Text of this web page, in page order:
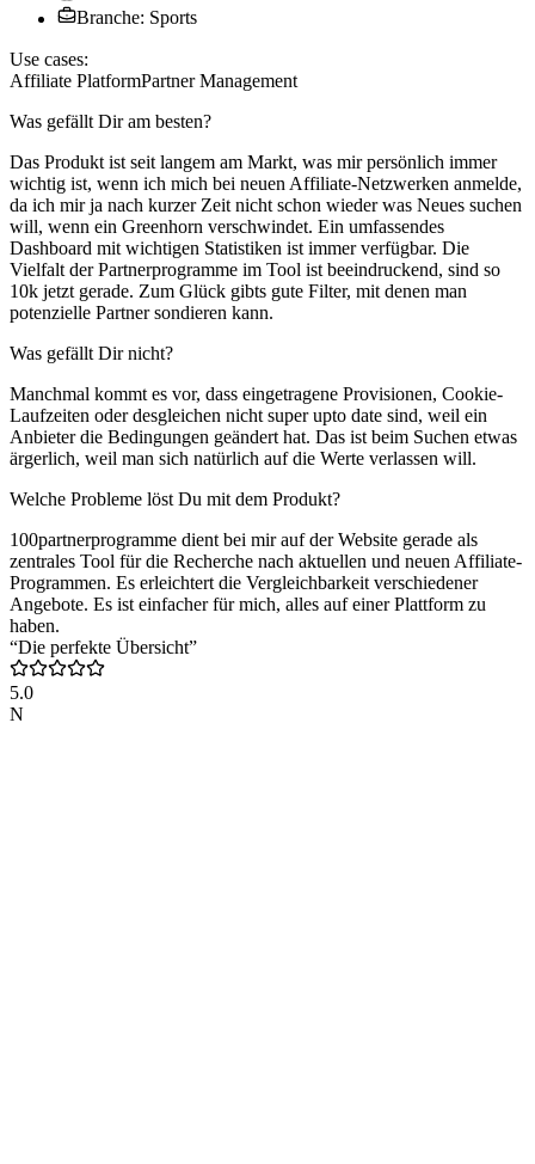
Branche: Sports
Use cases:
Affiliate PlatformPartner Management
Was gefällt Dir am besten?
Das Produkt ist seit langem am Markt, was mir persönlich immer
wichtig ist, wenn ich mich bei neuen Affiliate-Netzwerken anmelde,
da ich mir ja nach kurzer Zeit nicht schon wieder was Neues suchen
will, wenn ein Greenhorn verschwindet. Ein umfassendes
Dashboard mit wichtigen Statistiken ist immer verfügbar. Die
Vielfalt der Partnerprogramme im Tool ist beeindruckend, sind so
10k jetzt gerade. Zum Glück gibts gute Filter, mit denen man
potenzielle Partner sondieren kann.
Was gefällt Dir nicht?
Manchmal kommt es vor, dass eingetragene Provisionen, Cookie-
Laufzeiten oder desgleichen nicht super upto date sind, weil ein
Anbieter die Bedingungen geändert hat. Das ist beim Suchen etwas
ärgerlich, weil man sich natürlich auf die Werte verlassen will.
Welche Probleme löst Du mit dem Produkt?
100partnerprogramme dient bei mir auf der Website gerade als
zentrales Tool für die Recherche nach aktuellen und neuen Affiliate-
Programmen. Es erleichtert die Vergleichbarkeit verschiedener
Angebote. Es ist einfacher für mich, alles auf einer Plattform zu
haben.
“Die perfekte Übersicht”
5.0
N